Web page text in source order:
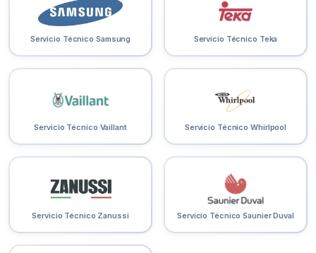
Servicio Técnico Samsung Servicio Técnico Teka
Servicio Técnico Vaillant Servicio Técnico Whirlpool
Servicio Técnico Zanussi Servicio Técnico Saunier Duval